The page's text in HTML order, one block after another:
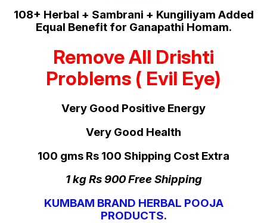
108+ Herbal + Sambrani + Kungiliyam Added
Equal Benefit for Ganapathi Homam.
Remove All Drishti
Problems ( Evil Eye)
Very Good Positive Energy
Very Good Health
100 gms Rs 100 Shipping Cost Extra
1 kg Rs 900 Free Shipping
KUMBAM BRAND HERBAL POOJA
PRODUCTS.